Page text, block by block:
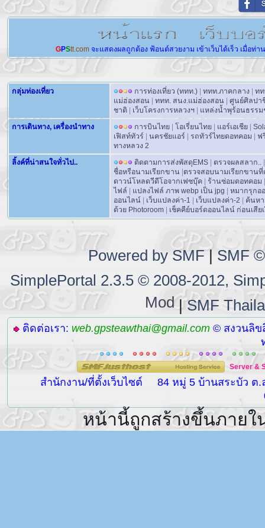
GPStt.com จะแสดงผลถูกต้อง ฟ้อนต์สวยงาม เข้าเว็บได้เร็ว เมื่อท่า
กลุ่มท่องเที่ยว การท่องเที่ยว (ททท.) | ททท.ภาคกลาง | ท
แม่ฮ่องสอน | ททท. สนง.แม่ฮ่องสอน | ศูนย์ศิลปา
ชาติ | เว็บโครงการหลวงฯ | แหล่งน้ำพุร้อนธรร
การเดินทาง, เครื่องนำทาง
การบินไทย | โอเรี่ยนไทย | แอร์เอเชีย |
เฟิสท์ทัวร์ | นครชัยแอร์ | รถทัวร์ไทยดอทคอม | ฟ
ทางหลวง 2
ลิ้งค์ที่น่าสนใจทั่วไป..
ติดตามการส่งพัสดุEMS | ตรวจผลสลาก..
|
ชื่อหรือนามเรียกขาน |ตรวจสอบนามเรียกขานที่
ดาวน์โหลดวีดีโอจากเฟซบุ๊ค | ร้านซ่อมดอทคอม |
ไฟล์ | แปลงไฟล์ ภาพ webp เป็น jpg | หมากรุกอ
ออนไลน์ | เว็บแปลงค่า-1 | เว็บแปลงค่า-2 | ค้นห
ด้วย Photoroom | เช็คคีย์บอร์ดออนไลน์ ก่อนเสีย
Powered by SMF| SMF
SimplePortal 2.3.5 © 2008-2012,
Mod|SMF
ติดต่อเรา: web.gpsteawthai@gmail.com © สงวนลิข
Server &
สำนักงาน/ที่ตั้งเว็บไซต์
84 หมู่ 5 บ้านสระบัว
หน้านี้ถูกสร้างขึ้นภายใ